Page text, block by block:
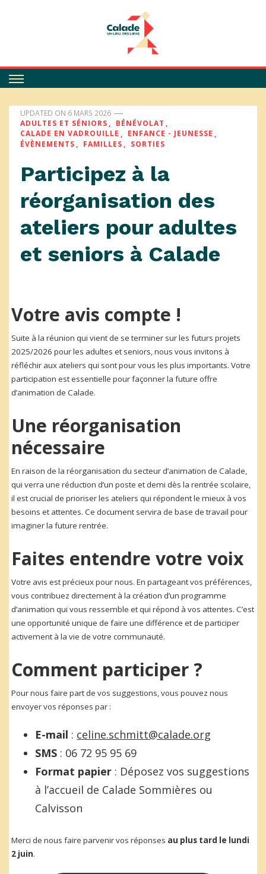
Calade
UPDATED ON 6 MARS 2026
ADULTES ET SÉNIORS
BÉNÉVOLAT
CALADE EN VADROUILLE
ENFANCE - JEUNESSE
ÉVÈNEMENTS
FAMILLES SORTIES
Participez à la
réorganisation des
ateliers pour adultes
et seniors à Calade
Votre avis compte !
Suite à la réunion qui vient de se terminer sur les futurs projets
2025/2026 pour les adultes et seniors, nous vous invitons à
réfléchir aux ateliers qui sont pour vous les plus importants. Votre
participation est essentielle pour façonner la future offre
d’animation de Calade.
Une réorganisation
nécessaire
En raison de la réorganisation du secteur d’animation de Calade,
qui verra une réduction d’un poste et demi dès la rentrée scolaire,
il est crucial de prioriser les ateliers qui répondent le mieux à vos
besoins et attentes. Ce document servira de base de travail pour
imaginer la future rentrée.
Faites entendre votre voix
Votre avis est précieux pour nous. En partageant vos préférences,
vous contribuez directement à la création d’un programme
d’animation qui vous ressemble et qui répond à vos attentes. C’est
une opportunité unique de faire une différence et de participer
activement à la vie de votre communauté.
Comment participer ?
Pour nous faire part de vos suggestions, vous pouvez nous
envoyer vos réponses par :
E-mail : celine.schmitt@calade.org
SMS : 06 72 95 95 69
Format papier : Déposez vos suggestions
à l’accueil de Calade Sommières ou
Calvisson
Merci de nous faire parvenir vos réponses au plus tard le lundi
2 juin.